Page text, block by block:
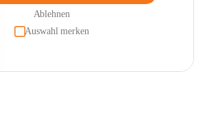
Ablehnen
Auswahl merken